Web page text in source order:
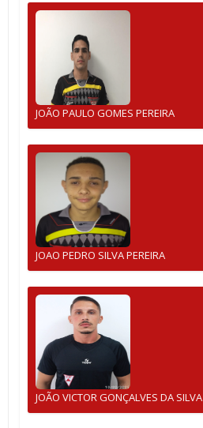
JOÃO PAULO GOMES PEREIRA
JOAO PEDRO SILVA PEREIRA
JOÃO VICTOR GONÇALVES DA SILVA